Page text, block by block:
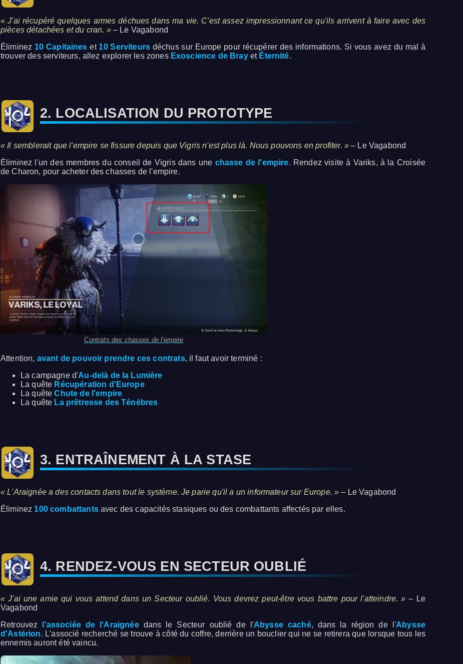
« J'ai récupéré quelques armes déchues dans ma vie. C'est assez impressionnant ce qu'ils arrivent à faire avec des
pièces détachées et du cran. »– Le Vagabond
Éliminez 10 Capitaines et 10 Serviteurs déchus sur Europe pour récupérer des informations. Si vous avez du mal à
trouver des serviteurs, allez explorer les zones Exoscience de Brayet Éternité.
2. LOCALISATION DU PROTOTYPE
« Il semblerait que l'empire se fissure depuis que Vigris n'est plus là. Nous pouvons en profiter. » – Le Vagabond
Éliminez l'un des membres du conseil de Vigris dans une chasse de l'empire. Rendez visite à Variks, à la Croisée
de Charon, pour acheter des chasses de l'empire.
Contrats des chasses de l'empire
Attention, avant de pouvoir prendre ces contrats, il faut avoir terminé :
La campagne d'Au-delà de la Lumière
La quête Récupération d'Europe
La quêteChute de l'empire
La quête La prêtresse des Ténèbres
3. ENTRAÎNEMENT À LA STASE
« L'Araignée a des contacts dans tout le système. Je parie qu'il a un informateur sur Europe. » – Le Vagabond
Éliminez 100 combattantsavec des capacités stasiques ou des combattants affectés par elles.
4. RENDEZ-VOUS EN SECTEUR OUBLIÉ
« J'ai une amie qui vous attend dans un Secteur oublié. Vous devrez peut-être vous battre pour l'atteindre. » – Le
Vagabond
Retrouvez
l'associée de l'Araignéedans le Secteur oublié de l'Abysse caché, dans la région de l'Abysse
d'Astérion. L'associé recherché se trouve à côté du coffre, derrière un bouclier qui ne se retirera que lorsque tous les
ennemis auront été vaincu.